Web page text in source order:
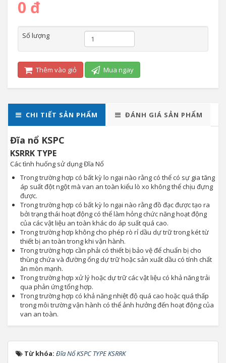
0 đ
Số lượng
Thêm vào giỏ Mua ngay
CHI TIẾT SẢN PHẨM ĐÁNH GIÁ SẢN PHẨM
Đĩa nổ KSPC
KSRRK TYPE
Các tình huống sử dụng Đĩa Nổ
Trong trường hợp có bất kỳ lo ngại nào rằng có thể có sự gia tăng
áp suất đột ngột mà van an toàn kiểu lò xo không thể chịu đựng
được.
Trong trường hợp có bất kỳ lo ngại nào rằng đồ đạc được tạo ra
bởi trạng thái hoạt động có thể làm hỏng chức năng hoạt động
của các vật liệu an toàn khác do áp suất quá cao.
Trong trường hợp không cho phép rò rỉ dầu dự trữ trong két từ
thiết bị an toàn trong khi vận hành.
Trong trường hợp cần phải có thiết bị bảo vệ để chuẩn bị cho
thùng chứa và đường ống dự trữ hoặc sản xuất dầu có tính chất
ăn mòn mạnh.
Trong trường hợp xử lý hoặc dự trữ các vật liệu có khả năng trải
qua phản ứng tổng hợp.
Trong trường hợp có khả năng nhiệt độ quá cao hoặc quá thấp
trong môi trường vận hành có thể ảnh hưởng đến hoạt động của
van an toàn.
Từ khóa: Đĩa Nổ KSPC TYPE KSRRK